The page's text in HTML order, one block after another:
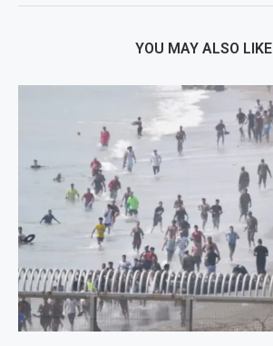
YOU MAY ALSO LIKE